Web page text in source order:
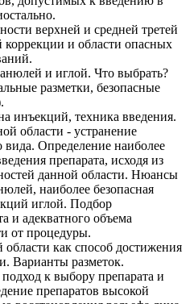
верхней и средней третей
и области опасных
и иглой. Что выбрать?
разметки, безопасные
инъекций, техника введения.
области - устранение
вида. Определение наиболее
препарата, исходя из
данной области. Нюансы
наиболее безопасная
иглой. Подбор
и адекватного объема
от процедуры.
как способ достижения
Варианты разметок.
к выбору препарата и
препаратов высокой